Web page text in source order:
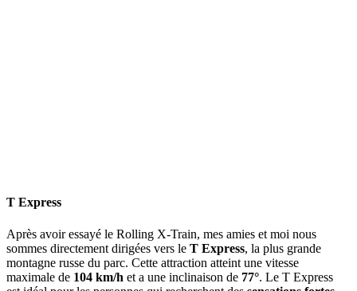
T Express
Après avoir essayé le Rolling X-Train, mes amies et moi nous
sommes directement dirigées vers le T Express, la plus grande
montagne russe du parc. Cette attraction atteint une vitesse
maximale de 104 km/h et a une inclinaison de 77°. Le T Express